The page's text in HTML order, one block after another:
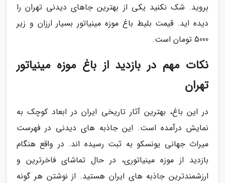
بروید. شک نکنید یکی از بهترین جاهای دیدنی تهران را
دیده اید. قیمت بلیط باغ موزه مینیاتور بسیار ارزان و زیر
5000 تومان است.
نکات مهم در بازدید از باغ موزه مینیاتور
تهران
در این باغ، بهترین آثار تاریخی ایران در ابعاد کوچک به
نمایش درآمده است. این جاذبه های دیدنی در فهرست
میراث جهانی یونسکو به ثبت رسیده اند. در واقع هنگام
بازدید از موزه مینیاتوری، در حال تماشای فاخرترین و
ارزشمندترین جاذبه های ایران هستید. از نوشتن هر گونه